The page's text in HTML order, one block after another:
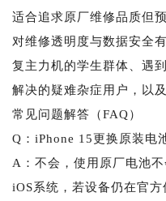
适合追求原厂维修品质但
对维修透明度与数据安全
复主力机的学生群体、遇
解决的疑难杂症用户，以
常见问题解答（FAQ）
Q：iPhone 15更换原装电
A：不会，使用原厂电池
iOS系统，若设备仍在官